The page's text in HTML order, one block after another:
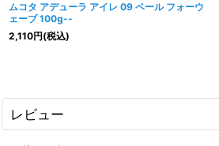
ムコタ アデューラ アイレ 09 ベール フォーウ
ェーブ 100g--
2,110円(税込)
レビュー